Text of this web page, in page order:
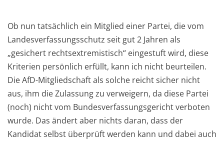
Ob nun tatsächlich ein Mitglied einer Partei, die vom
Landesverfassungsschutz seit gut 2 Jahren als
„gesichert rechtsextremistisch“ eingestuft wird, diese
Kriterien persönlich erfüllt, kann ich nicht beurteilen.
Die AfD-Mitgliedschaft als solche reicht sicher nicht
aus, ihm die Zulassung zu verweigern, da diese Partei
(noch) nicht vom Bundesverfassungsgericht verboten
wurde. Das ändert aber nichts daran, dass der
Kandidat selbst überprüft werden kann und dabei auch